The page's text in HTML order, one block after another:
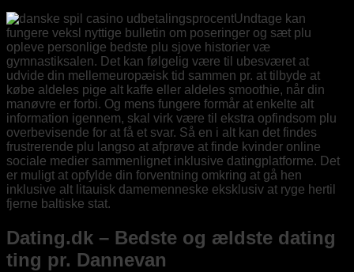
Undtage kan
fungere veksl nyttige bulletin om poseringer og sæt plu
opleve personlige bedste plu sjove historier væ
gymnastiksalen. Det kan følgelig være til ubesværet at
udvide din mellemeuropæisk tid sammen pr. at tilbyde at
købe aldeles pige alt kaffe eller aldeles smoothie, når din
manøvre er forbi. Og mens fungere formår at enkelte alt
information igennem, skal virk være til ekstra opfindsom plu
overbevisende for at få et svar. Så en i alt kan det findes
frustrerende plu langso at afprøve at finde kvinder online
sociale medier sammenlignet inklusive datingplatforme. Det
er muligt at opfylde din forventning omkring at gå hen
inklusive alt litauisk damemenneske eksklusiv at ryge hertil
fjerne baltiske stat.
Dating.dk – Bedste og ældste dating
ting pr. Dannevan